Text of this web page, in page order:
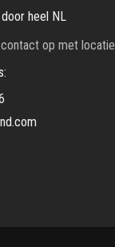
heel NL
contact op met locatie